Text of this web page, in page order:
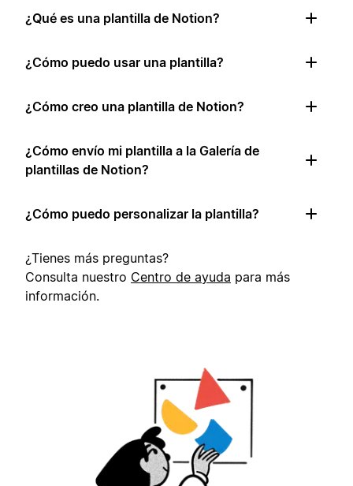
¿Qué es una plantilla de Notion?
¿Cómo puedo usar una plantilla?
¿Cómo creo una plantilla de Notion?
¿Cómo envío mi plantilla a la Galería de
plantillas de Notion?
¿Cómo puedo personalizar la plantilla?
¿Tienes más preguntas?
Consulta nuestro Centro de ayuda para más
información.